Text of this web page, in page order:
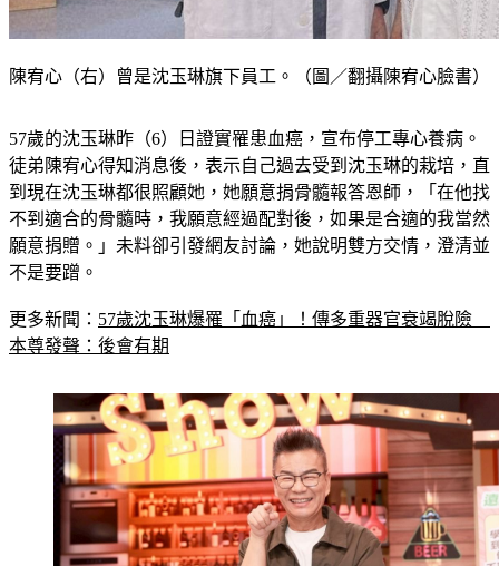
57歲的沈玉琳昨（6）日證實罹患血癌，宣布停工專心養病。
徒弟陳宥心得知消息後，表示自己過去受到沈玉琳的栽培，直
到現在沈玉琳都很照顧她，她願意捐骨髓報答恩師，「在他找
不到適合的骨髓時，我願意經過配對後，如果是合適的我當然
願意捐贈。」未料卻引發網友討論，她說明雙方交情，澄清並
更多新聞： 57歲沈玉琳爆罹「血癌」！傳多重器官衰竭脫險